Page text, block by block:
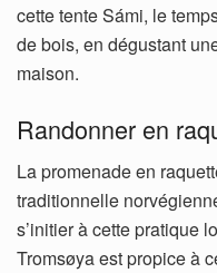
cette tente Sámi, le
de bois, en dégustant
maison.
Randonner en
La promenade en
traditionnelle
s’initier à cette pratique
Tromsøya est propice à